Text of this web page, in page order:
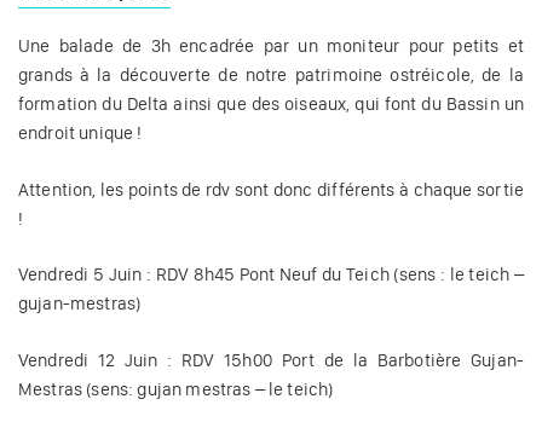
Une balade de 3h encadrée par un moniteur pour petits et
grands à la découverte de notre patrimoine ostréicole, de la
formation du Delta ainsi que des oiseaux, qui font du Bassin un
endroit unique !
Attention, les points de rdv sont donc différents à chaque sortie
!
Vendredi 5 Juin : RDV 8h45 Pont Neuf du Teich (sens : le teich –
gujan-mestras)
Vendredi 12 Juin : RDV 15h00 Port de la Barbotière Gujan-
Mestras (sens: gujan mestras – le teich)